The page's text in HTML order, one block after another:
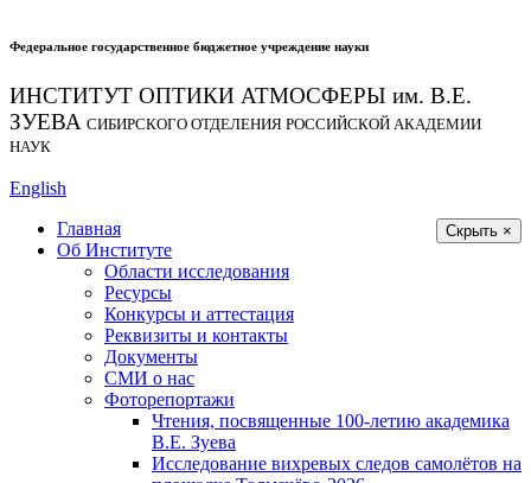
Федеральное государственное бюджетное учреждение науки
ИНСТИТУТ ОПТИКИ АТМОСФЕРЫ им. В.Е.
ЗУЕВА СИБИРСКОГО ОТДЕЛЕНИЯ РОССИЙСКОЙ АКАДЕМИИ
НАУК
English
Скрыть ×
Главная
Об Институте
Области исследования
Ресурсы
Конкурсы и аттестация
Реквизиты и контакты
Документы
СМИ о нас
Фоторепортажи
Чтения, посвященные 100-летию академика
В.Е. Зуева
Исследование вихревых следов самолётов на